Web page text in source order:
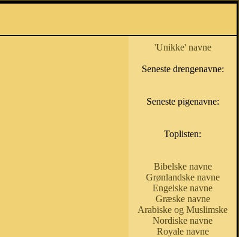
'Unikke' navne
Seneste drengenavne:
Seneste pigenavne:
Toplisten:
Bibelske navne
Grønlandske navne
Engelske navne
Græske navne
Arabiske og Muslimske
Nordiske navne
Royale navne